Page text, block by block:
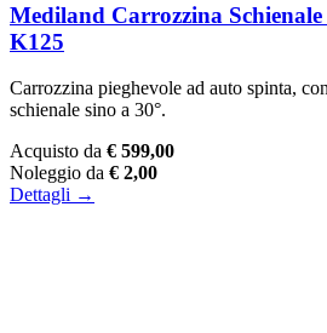
Mediland Carrozzina
K125
Carrozzina pieghevole ad auto spinta,
schienale sino a 30°.
Acquisto da € 599,00
Noleggio da € 2,00
Dettagli →